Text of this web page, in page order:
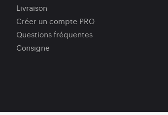
Livraison
Créer un compte PRO
Questions fréquentes
Consigne